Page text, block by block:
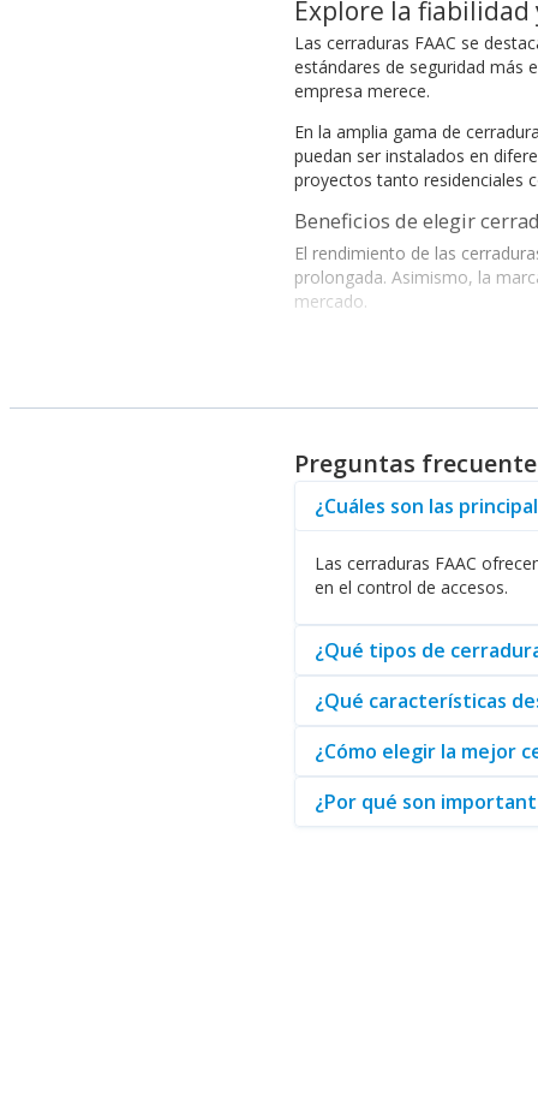
Explore la fiabilidad
Las cerraduras FAAC se
estándares de seguridad más
empresa merece.
En la amplia gama de
puedan ser instalados en
proyectos tanto residenciales
Beneficios de elegir
El rendimiento de las
prolongada. Asimismo, la
mercado.
La compatibilidad de las
Abasteo es su distribuidor de
usted y su empresa. No
Preguntas
¿Cuáles son las
Las cerraduras FAAC
en el control de accesos.
¿Qué tipos de
¿Qué características
¿Cómo elegir la mejor
¿Por qué son